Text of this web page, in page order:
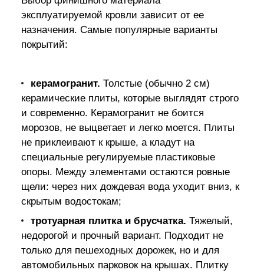
эксплуатируемой кровли зависит от ее
назначения. Самые популярные варианты
покрытий:
керамогранит. Толстые (обычно 2 см)
керамические плиты, которые выглядят строго
и современно. Керамогранит не боится
морозов, не выцветает и легко моется. Плиты
не приклеивают к крыше, а кладут на
специальные регулируемые пластиковые
опоры. Между элементами остаются ровные
щели: через них дождевая вода уходит вниз, к
скрытым водостокам;
тротуарная плитка и брусчатка. Тяжелый,
недорогой и прочный вариант. Подходит не
только для пешеходных дорожек, но и для
автомобильных парковок на крышах. Плитку